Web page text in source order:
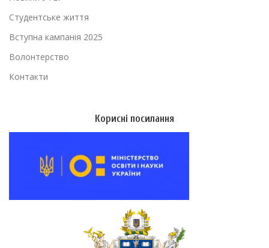
Студентське життя
Вступна кампанія 2025
Волонтерство
Контакти
Корисні посилання